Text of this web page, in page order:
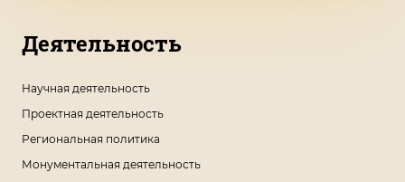
Деятельность
Научная деятельность
Проектная деятельность
Региональная политика
Монументальная деятельность